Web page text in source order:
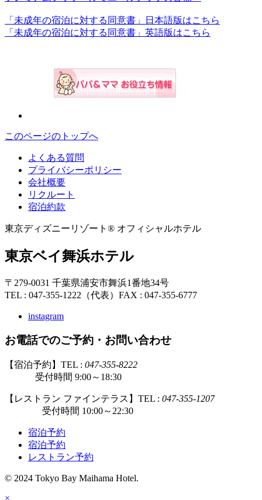
「未成年の宿泊に対する同意書」日本語版はこちら
「未成年の宿泊に対する同意書」英語版はこちら
このページのトップへ
よくある質問
プライバシーポリシー
会社概要
リクルート
宿泊約款
東京ディズニーリゾート® オフィシャルホテル
東京ベイ舞浜ホテル
〒279-0031 千葉県浦安市舞浜1番地34号
TEL : 047-355-1222（代表） FAX : 047-355-6777
instagram
お電話でのご予約・お問い合わせ
【宿泊予約】TEL : 047-355-8222
受付時間 9:00～18:30
【レストラン ファインテラス】TEL : 047-355-1207
受付時間 10:00～22:30
宿泊予約
宿泊予約
レストラン予約
© 2024 Tokyo Bay Maihama Hotel.
×